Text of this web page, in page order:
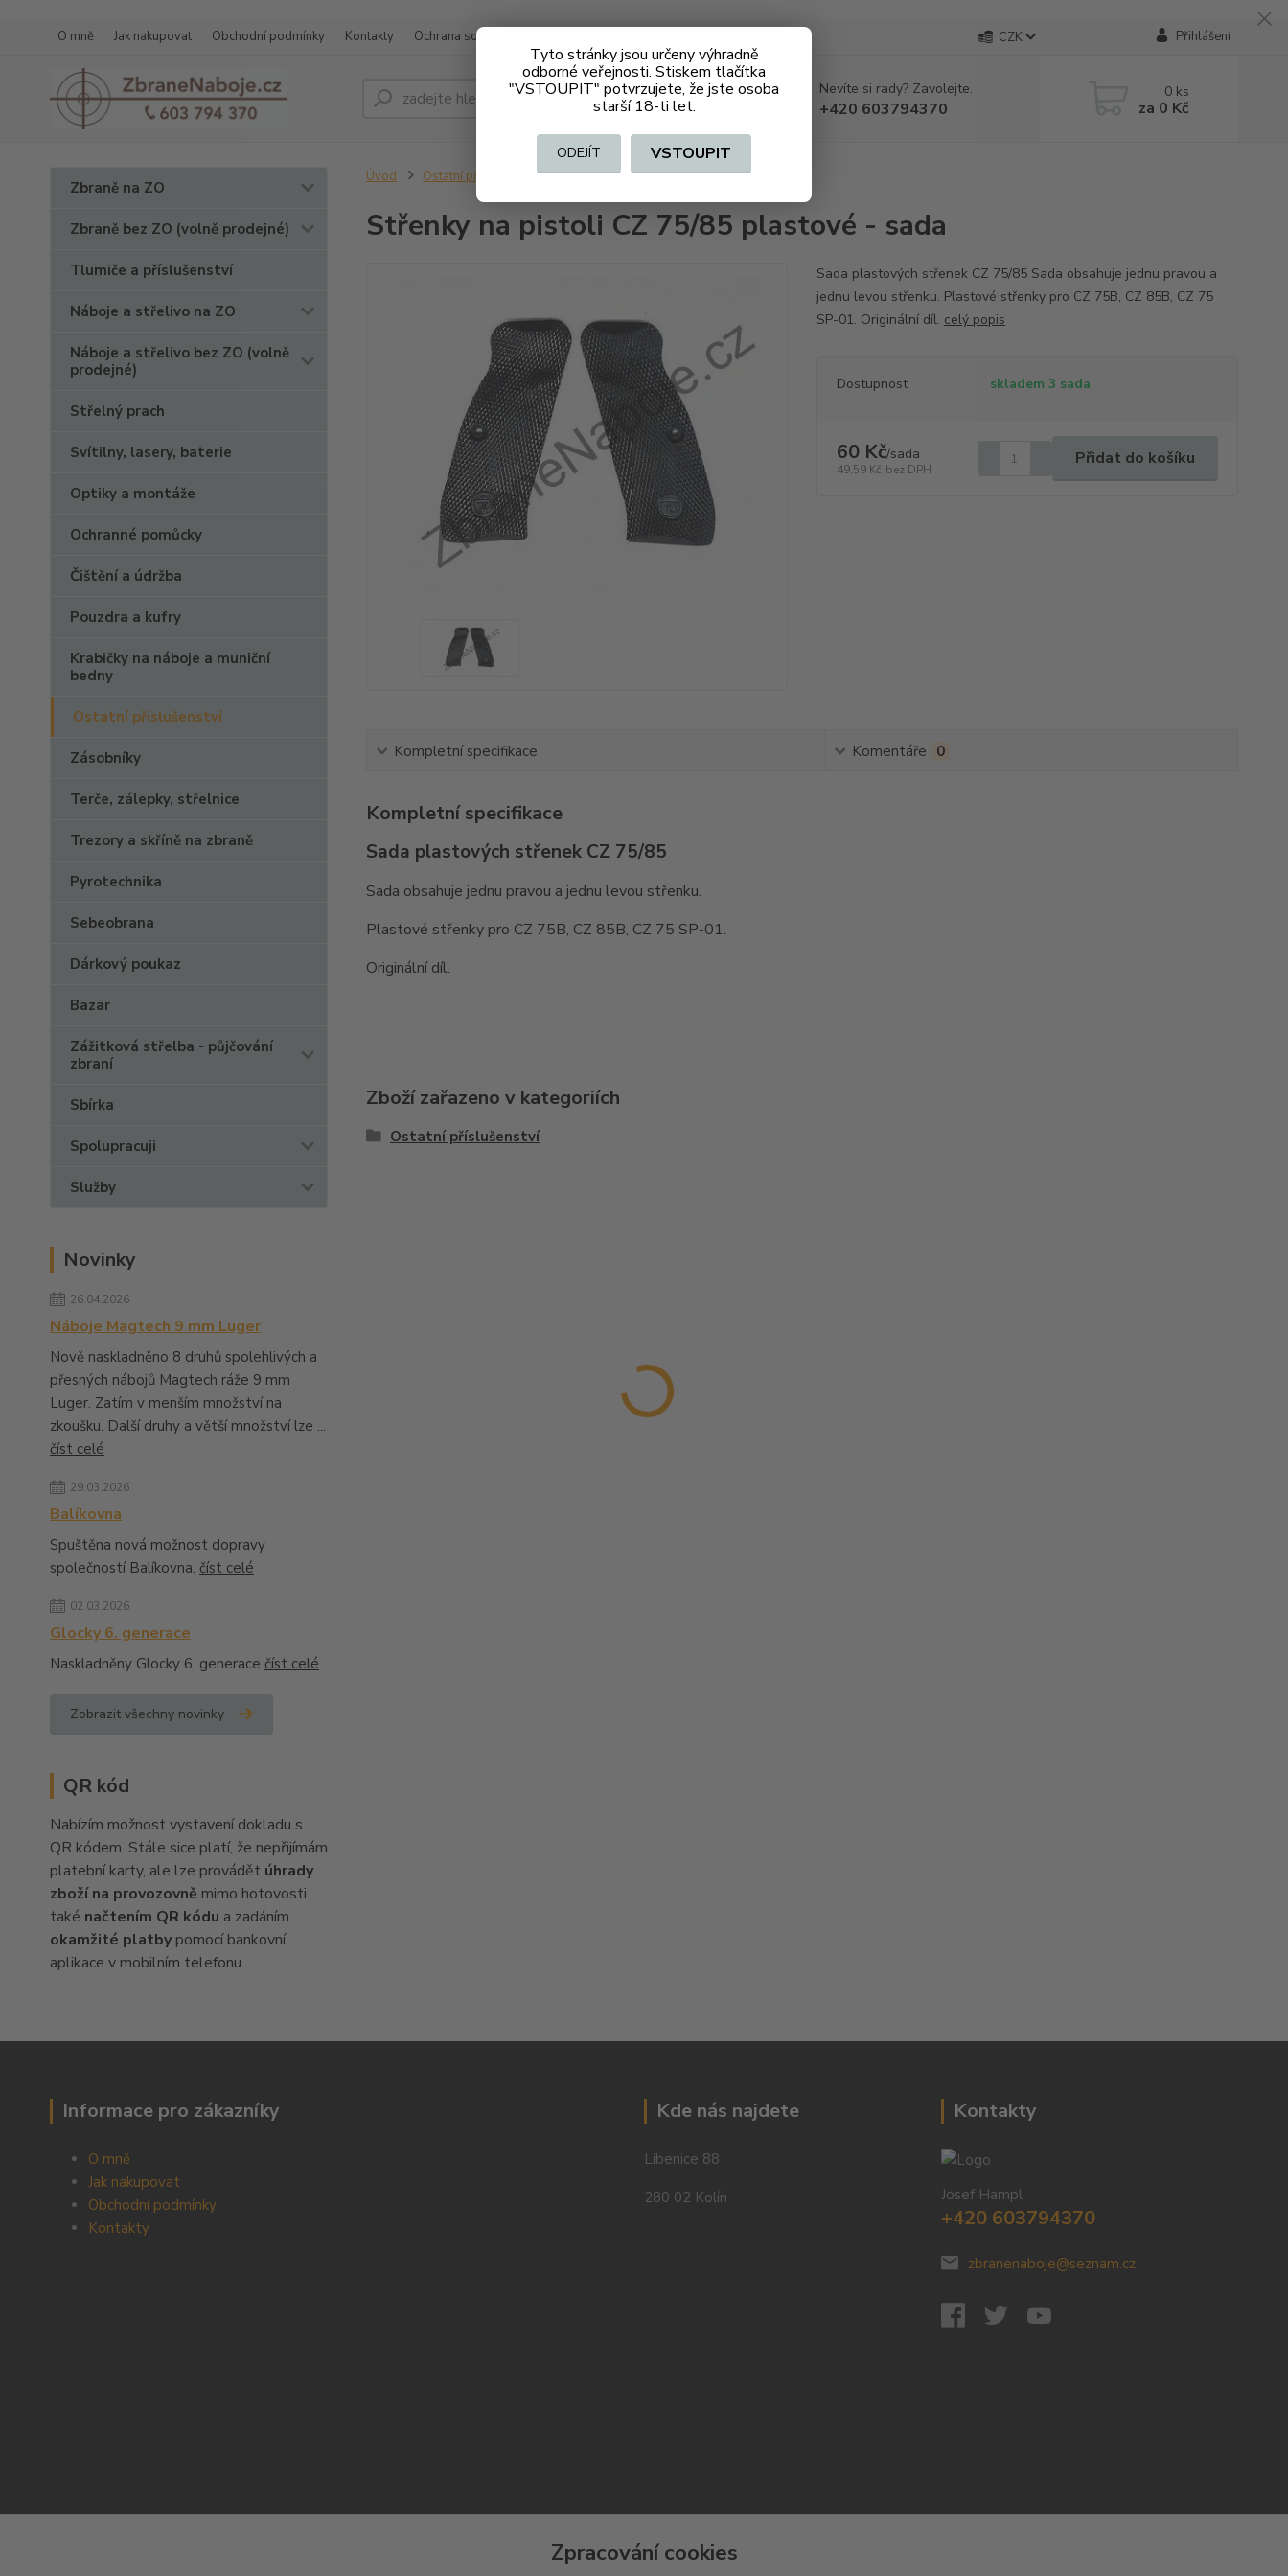
Tyto stránky jsou určeny výhradně
odborné veřejnosti. Stiskem tlačítka
"VSTOUPIT" potvrzujete, že jste osoba
starší 18-ti let.
ODEJÍT VSTOUPIT
O mně Jak nakupovat Obchodní podmínky Kontakty Ochrana soukromí CZK Přihlášení
Hledat Nevíte si rady? Zavolejte.
+420 603794370
0 ks
za 0 Kč
Zbraně na ZO
Zbraně bez ZO (volně prodejné)
Tlumiče a příslušenství
Náboje a střelivo na ZO
Náboje a střelivo bez ZO (volně
prodejné)
Střelný prach
Svítilny, lasery, baterie
Optiky a montáže
Ochranné pomůcky
Čištění a údržba
Pouzdra a kufry
Krabičky na náboje a muniční
bedny
Ostatní příslušenství
Zásobníky
Terče, zálepky, střelnice
Trezory a skříně na zbraně
Pyrotechnika
Sebeobrana
Dárkový poukaz
Bazar
Zážitková střelba - půjčování
zbraní
Sbírka
Spolupracuji
Služby
Novinky
26.04.2026
Náboje Magtech 9 mm Luger
Nově naskladněno 8 druhů spolehlivých a
přesných nábojů Magtech ráže 9 mm
Luger. Zatím v menším množství na
zkoušku. Další druhy a větší množství lze ...
číst celé
29.03.2026
Balíkovna
Spuštěna nová možnost dopravy
společností Balíkovna. číst celé
02.03.2026
Glocky 6. generace
Naskladněny Glocky 6. generace číst celé
Zobrazit všechny novinky
QR kód
Nabízím možnost vystavení dokladu s
QR kódem. Stále sice platí, že nepřijímám
platební karty, ale lze provádět úhrady
zboží na provozovně mimo hotovosti
také načtením QR kódu a zadáním
okamžité platby pomocí bankovní
aplikace v mobilním telefonu.
Úvod Ostatní příslušenství Střenky na pistoli CZ 75/85 plastové - sada
Střenky na pistoli CZ 75/85 plastové - sada
Sada plastových střenek CZ 75/85 Sada obsahuje jednu pravou a
jednu levou střenku. Plastové střenky pro CZ 75B, CZ 85B, CZ 75
SP-01. Originální díl. celý popis
Dostupnost skladem 3 sada
60 Kč/sada
49,59 Kč bez DPH
Přidat do košíku
Kompletní specifikace Komentáře 0
Kompletní specifikace
Sada plastových střenek CZ 75/85
Sada obsahuje jednu pravou a jednu levou střenku.
Plastové střenky pro CZ 75B, CZ 85B, CZ 75 SP-01.
Originální díl.
Zboží zařazeno v kategoriích
Ostatní příslušenství
Informace pro zákazníky
O mně
Jak nakupovat
Obchodní podmínky
Kontakty
Kde nás najdete
Libenice 88
280 02 Kolín
Kontakty
Josef Hampl
+420 603794370
zbranenaboje@seznam.cz
Zpracování cookies